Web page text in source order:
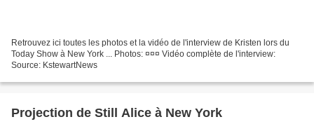
Retrouvez ici toutes les photos et la vidéo de l'interview de Kristen lors du
Today Show à New York ... Photos: ¤¤¤ Vidéo complète de l'interview:
Source: KstewartNews
Projection de Still Alice à New York